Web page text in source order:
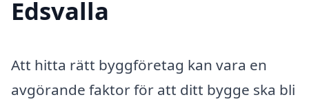
Edsvalla
Att hitta rätt byggföretag kan vara en
avgörande faktor för att ditt bygge ska bli